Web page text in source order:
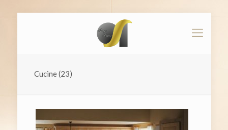
Cucine (23)